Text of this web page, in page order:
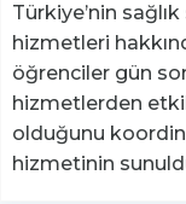
Türkiye’nin
hizmetleri
öğrenciler gün
hizmetlerden
olduğunu
hizmetinin